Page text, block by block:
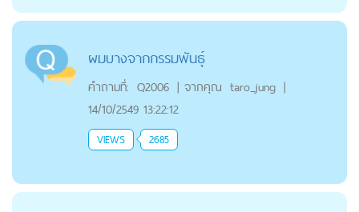
ผมบางจากกรรมพันธุ์
คำถามที่: Q2006 | จากคุณ taro_jung |
14/10/2549 13:22:12
VIEWS 2685